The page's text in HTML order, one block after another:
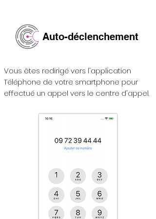
Auto-déclenchement
Vous êtes redirigé vers l'application
Téléphone de votre smartphone pour
effectué un appel vers le centre d'appel.